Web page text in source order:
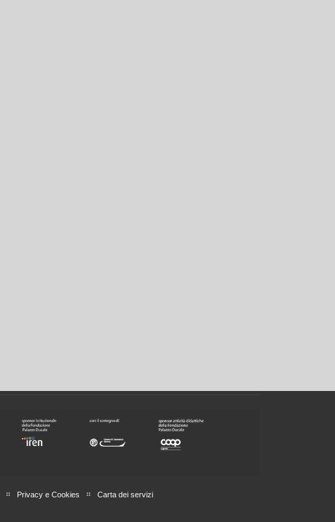
Privacy e Cookies Carta dei servizi